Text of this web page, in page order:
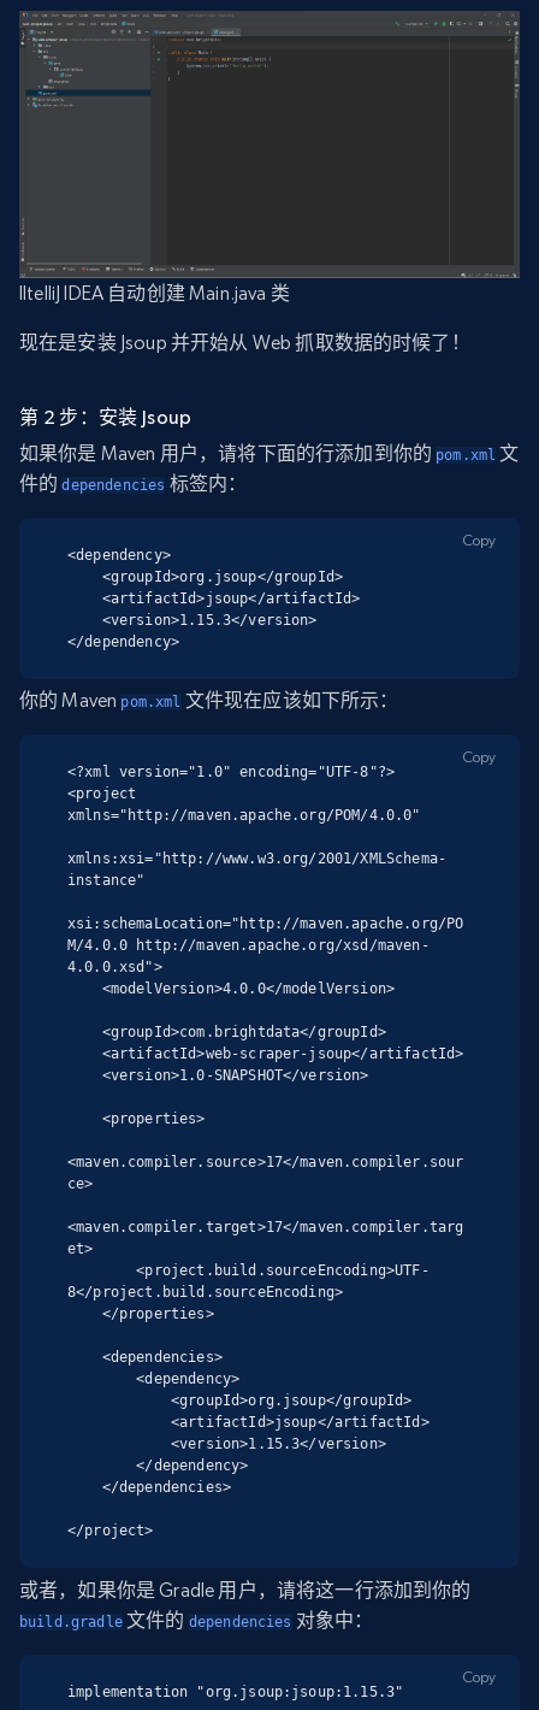
IltelliJ IDEA 自动创建 Main.java 类
现在是安装 Jsoup 并开始从 Web 抓取数据的时候了！
第 2 步：安装 Jsoup
如果你是 Maven 用户，请将下面的行添加到你的 pom.xml 文
件的dependencies 标签内：
<dependency>
</dependency>
Copy
你的 Maven pom.xml 文件现在应该如下所示：
<?xml version="1.0" encoding="UTF-8"?>
<project
xmlns="http://maven.apache.org/POM/4.0.0"
xmlns:xsi="http://www.w3.org/2001/XMLSchema-
instance"
xsi:schemaLocation="http://maven.apache.org/PO
M/4.0.0 http://maven.apache.org/xsd/maven-
4.0.0.xsd">
<maven.compiler.source>17</maven.compiler.sour
ce>
<maven.compiler.target>17</maven.compiler.targ
et>
        <project.build.sourceEncoding>UTF-
8</project.build.sourceEncoding>
        <dependency>
        </dependency>
</project>
Copy
或者，如果你是 Gradle 用户，请将这一行添加到你的
build.gradle文件的 dependencies 对象中：
implementation "org.jsoup:jsoup:1.15.3"
Copy